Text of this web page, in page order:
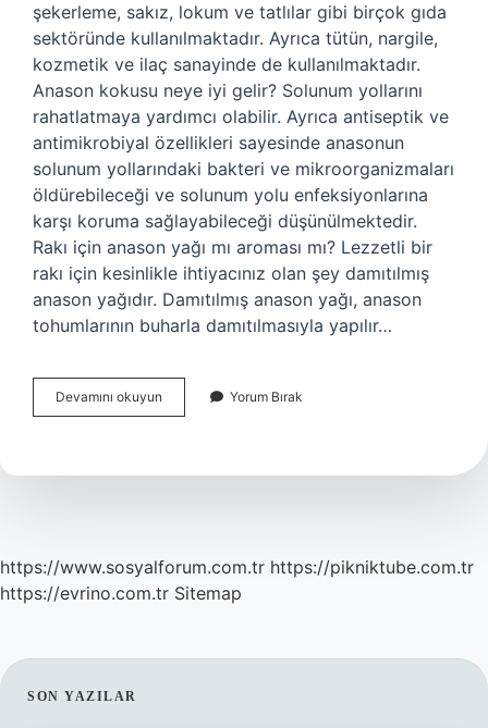
şekerleme, sakız, lokum ve tatlılar gibi birçok gıda
sektöründe kullanılmaktadır. Ayrıca tütün, nargile,
kozmetik ve ilaç sanayinde de kullanılmaktadır.
Anason kokusu neye iyi gelir? Solunum yollarını
rahatlatmaya yardımcı olabilir. Ayrıca antiseptik ve
antimikrobiyal özellikleri sayesinde anasonun
solunum yollarındaki bakteri ve mikroorganizmaları
öldürebileceği ve solunum yolu enfeksiyonlarına
karşı koruma sağlayabileceği düşünülmektedir.
Rakı için anason yağı mı aroması mı? Lezzetli bir
rakı için kesinlikle ihtiyacınız olan şey damıtılmış
anason yağıdır. Damıtılmış anason yağı, anason
tohumlarının buharla damıtılmasıyla yapılır…
Devamını okuyun
Aroması
Kullanılır
Yorum Bırak
https://www.sosyalforum.com.tr https://pikniktube.com.tr
https://evrino.com.tr Sitemap
SIDEBAR
SON YAZILAR